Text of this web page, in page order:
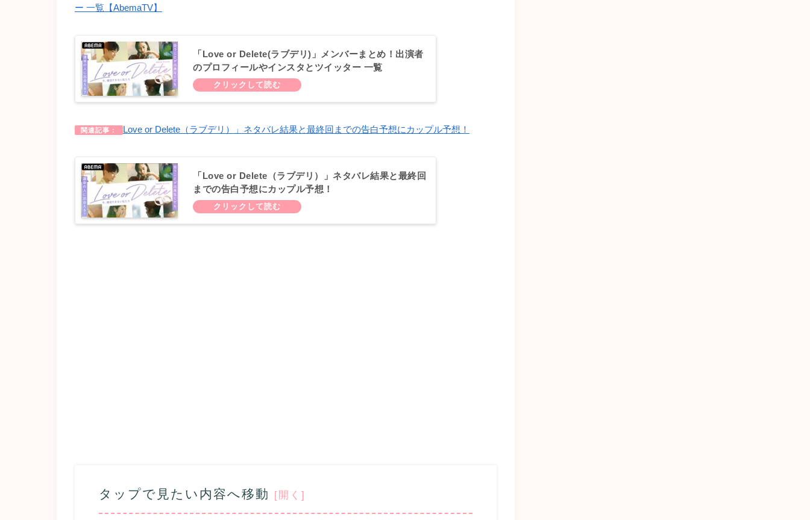
ー 一覧【AbemaTV】
「Love or Delete(ラブデリ)」メンバーまとめ！出演者
のプロフィールやインスタとツイッター 一覧
【AbemaTV】
関連記事： Love or Delete（ラブデリ）」ネタバレ結果と最終回までの告白予想にカップル予想！
「Love or Delete（ラブデリ）」ネタバレ結果と最終回
までの告白予想にカップル予想！
タップで見たい内容へ移動